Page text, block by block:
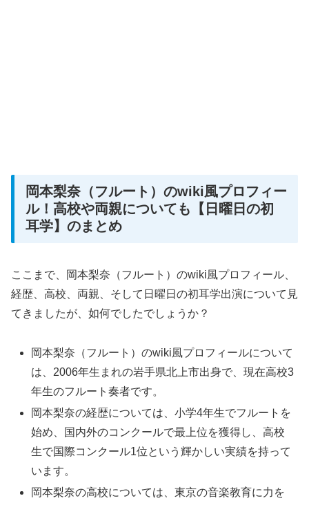
岡本梨奈（フルート）のwiki風プロフィー
ル！高校や両親についても【日曜日の初
耳学】のまとめ
ここまで、岡本梨奈（フルート）のwiki風プロフィール、
経歴、高校、両親、そして日曜日の初耳学出演について見
てきましたが、如何でしたでしょうか？
岡本梨奈（フルート）のwiki風プロフィールについて
は、2006年生まれの岩手県北上市出身で、現在高校3
年生のフルート奏者です。
岡本梨奈の経歴については、小学4年生でフルートを
始め、国内外のコンクールで最上位を獲得し、高校
生で国際コンクール1位という輝かしい実績を持って
います。
岡本梨奈の高校については、東京の音楽教育に力を